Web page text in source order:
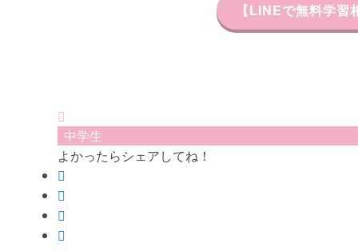
【LINEで無料学
中学生
よかったらシェアしてね！